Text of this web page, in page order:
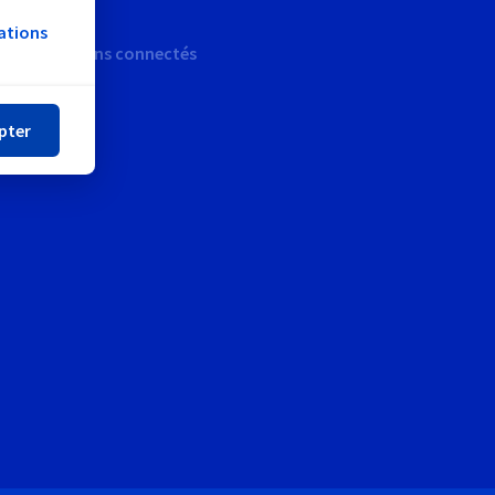
Restons connectés